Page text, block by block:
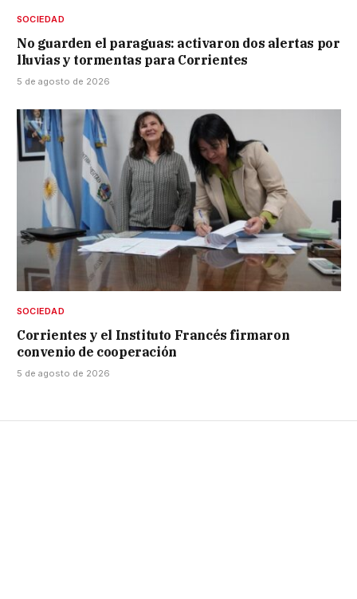
SOCIEDAD
No guarden el paraguas: activaron dos alertas por
lluvias y tormentas para Corrientes
5 de agosto de 2026
SOCIEDAD
Corrientes y el Instituto Francés firmaron
convenio de cooperación
5 de agosto de 2026